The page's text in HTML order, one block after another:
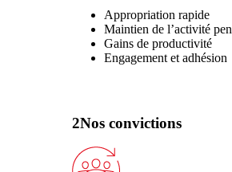
Appropriation rapide
Maintien de l’activité
Gains de productivité
Engagement et adhésion
2Nos convictions